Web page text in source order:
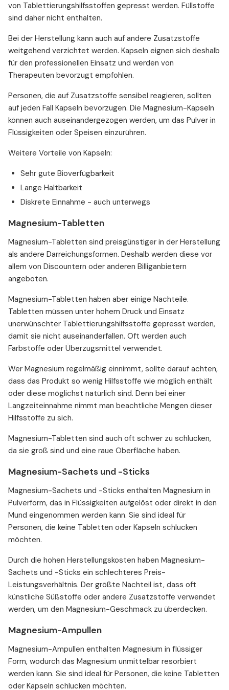
von Tablettierungshilfsstoffen gepresst werden. Füllstoffe
sind daher nicht enthalten.
Bei der Herstellung kann auch auf andere Zusatzstoffe
weitgehend verzichtet werden. Kapseln eignen sich deshalb
für den professionellen Einsatz und werden von
Therapeuten bevorzugt empfohlen.
Personen, die auf Zusatzstoffe sensibel reagieren, sollten
auf jeden Fall Kapseln bevorzugen. Die Magnesium-Kapseln
können auch auseinandergezogen werden, um das Pulver in
Flüssigkeiten oder Speisen einzurühren.
Weitere Vorteile von Kapseln:
Sehr gute Bioverfügbarkeit
Lange Haltbarkeit
Diskrete Einnahme - auch unterwegs
Magnesium-Tabletten
Magnesium-Tabletten sind preisgünstiger in der Herstellung
als andere Darreichungsformen. Deshalb werden diese vor
allem von Discountern oder anderen Billiganbietern
angeboten.
Magnesium-Tabletten haben aber einige Nachteile.
Tabletten müssen unter hohem Druck und Einsatz
unerwünschter Tablettierungshilfsstoffe gepresst werden,
damit sie nicht auseinanderfallen. Oft werden auch
Farbstoffe oder Überzugsmittel verwendet.
Wer Magnesium regelmäßig einnimmt, sollte darauf achten,
dass das Produkt so wenig Hilfsstoffe wie möglich enthält
oder diese möglichst natürlich sind. Denn bei einer
Langzeiteinnahme nimmt man beachtliche Mengen dieser
Hilfsstoffe zu sich.
Magnesium-Tabletten sind auch oft schwer zu schlucken,
da sie groß sind und eine raue Oberfläche haben.
Magnesium-Sachets und -Sticks
Magnesium-Sachets und -Sticks enthalten Magnesium in
Pulverform, das in Flüssigkeiten aufgelöst oder direkt in den
Mund eingenommen werden kann. Sie sind ideal für
Personen, die keine Tabletten oder Kapseln schlucken
möchten.
Durch die hohen Herstellungskosten haben Magnesium-
Sachets und -Sticks ein schlechteres Preis-
Leistungsverhältnis. Der größte Nachteil ist, dass oft
künstliche Süßstoffe oder andere Zusatzstoffe verwendet
werden, um den Magnesium-Geschmack zu überdecken.
Magnesium-Ampullen
Magnesium-Ampullen enthalten Magnesium in flüssiger
Form, wodurch das Magnesium unmittelbar resorbiert
werden kann. Sie sind ideal für Personen, die keine Tabletten
oder Kapseln schlucken möchten.